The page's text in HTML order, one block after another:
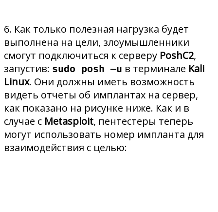
6. Как только полезная нагрузка будет
выполнена на цели, злоумышленники
смогут подключиться к серверу PoshC2,
запустив: sudo posh –u в терминале Kali
Linux. Они должны иметь возможность
видеть отчеты об имплантах на сервер,
как показано на рисунке ниже. Как и в
случае с Metasploit, пентестеры теперь
могут использовать номер импланта для
взаимодействия с целью: